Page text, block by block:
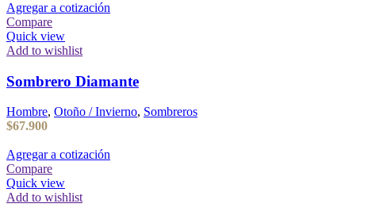
Agregar a cotización
Compare
Quick view
Add to wishlist
Sombrero Diamante
Hombre, Otoño / Invierno, Sombreros
$67.900
Agregar a cotización
Compare
Quick view
Add to wishlist